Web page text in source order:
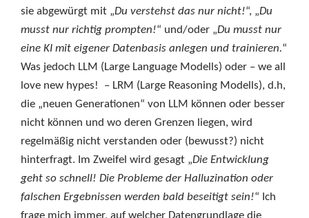
sie abgewürgt mit „Du verstehst das nur nicht!“, „Du
musst nur richtig prompten!“ und/oder „Du musst nur
eine KI mit eigener Datenbasis anlegen und trainieren.“
Was jedoch LLM (Large Language Modells) oder – we all
love new hypes! – LRM (Large Reasoning Modells), d.h,
die „neuen Generationen“ von LLM können oder besser
nicht können und wo deren Grenzen liegen, wird
regelmäßig nicht verstanden oder (bewusst?) nicht
hinterfragt. Im Zweifel wird gesagt „Die Entwicklung
geht so schnell! Die Probleme der Halluzination oder
falschen Ergebnissen werden bald beseitigt sein!“ Ich
frage mich immer, auf welcher Datengrundlage die